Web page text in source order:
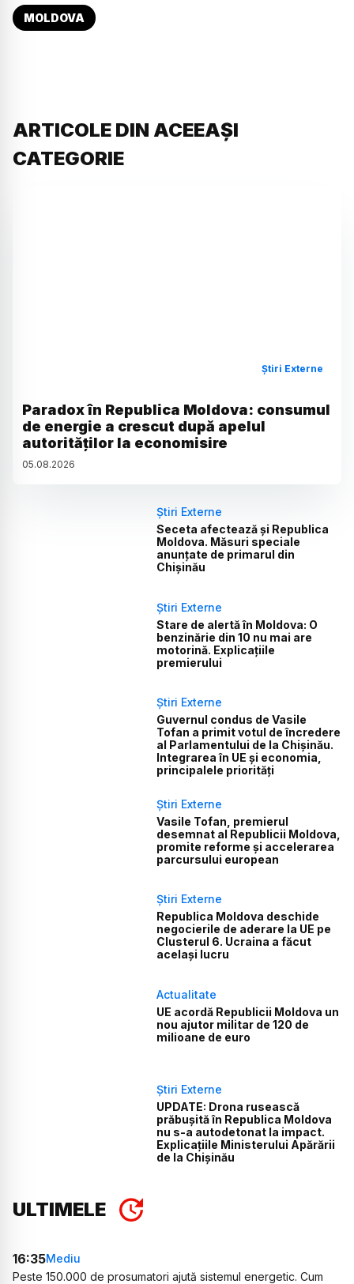
MOLDOVA
ARTICOLE DIN ACEEAȘI
CATEGORIE
Știri Externe
Paradox în Republica Moldova: consumul
de energie a crescut după apelul
autorităților la economisire
05.08.2026
Știri Externe
Seceta afectează și Republica
Moldova. Măsuri speciale
anunțate de primarul din
Chișinău
Știri Externe
Stare de alertă în Moldova: O
benzinărie din 10 nu mai are
motorină. Explicațiile
premierului
Știri Externe
Guvernul condus de Vasile
Tofan a primit votul de încredere
al Parlamentului de la Chișinău.
Integrarea în UE și economia,
principalele priorități
Știri Externe
Vasile Tofan, premierul
desemnat al Republicii Moldova,
promite reforme și accelerarea
parcursului european
Știri Externe
Republica Moldova deschide
negocierile de aderare la UE pe
Clusterul 6. Ucraina a făcut
același lucru
Actualitate
UE acordă Republicii Moldova un
nou ajutor militar de 120 de
milioane de euro
Știri Externe
UPDATE: Drona rusească
prăbușită în Republica Moldova
nu s-a autodetonat la impact.
Explicațiile Ministerului Apărării
de la Chișinău
ULTIMELE
16:35Mediu
Peste 150.000 de prosumatori ajută sistemul energetic. Cum